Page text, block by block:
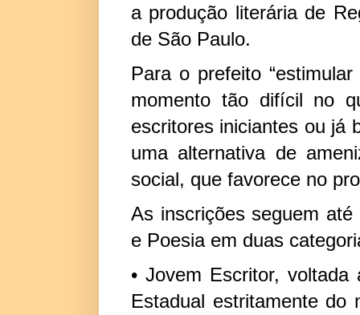
a produção literária de
de São Paulo.
Para o prefeito
momento tão difícil no
escritores iniciantes ou já
uma alternativa de
social, que favorece no
As inscrições seguem
e Poesia em duas
• Jovem Escritor,
Estadual estritamente